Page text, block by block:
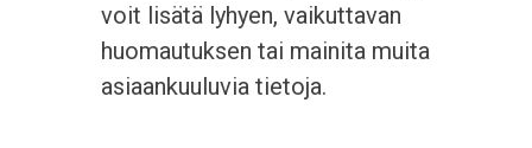
voit lisätä lyhyen, vaikuttavan
huomautuksen tai mainita muita
asiaankuuluvia tietoja.